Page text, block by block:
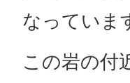
なっていま
この岩の付